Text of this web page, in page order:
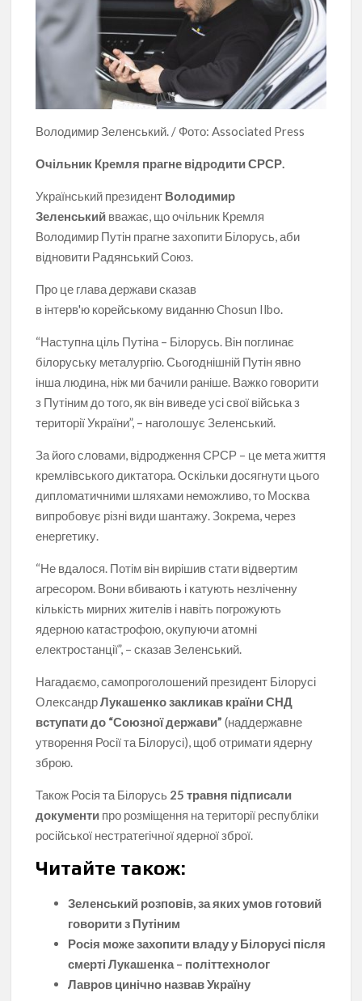
Володимир Зеленський. / Фото: Associated Press
Очільник Кремля прагне відродити СРСР.
Український президент Володимир
Зеленський вважає, що очільник Кремля
Володимир Путін прагне захопити Білорусь, аби
відновити Радянський Союз.
Про це глава держави сказав
в інтерв'ю корейському виданню Chosun Ilbo.
“Наступна ціль Путіна – Білорусь. Він поглинає
білоруську металургію. Сьогоднішній Путін явно
інша людина, ніж ми бачили раніше. Важко говорити
з Путіним до того, як він виведе усі свої війська з
території України”, – наголошує Зеленський.
За його словами, відродження СРСР – це мета життя
кремлівського диктатора. Оскільки досягнути цього
дипломатичними шляхами неможливо, то Москва
випробовує різні види шантажу. Зокрема, через
енергетику.
“Не вдалося. Потім він вирішив стати відвертим
агресором. Вони вбивають і катують незліченну
кількість мирних жителів і навіть погрожують
ядерною катастрофою, окупуючи атомні
електростанції”, – сказав Зеленський.
Нагадаємо, самопроголошений президент Білорусі
ОлександрЛукашенко закликав країни СНД
вступати до “Союзної держави” (наддержавне
утворення Росії та Білорусі), щоб отримати ядерну
зброю.
Також Росія та Білорусь 25 травня підписали
документи про розміщення на території республіки
російської нестратегічної ядерної зброї.
Читайте також:
Зеленський розповів, за яких умов готовий
говорити з Путіним
Росія може захопити владу у Білорусі після
смерті Лукашенка – політтехнолог
Лавров цинічно назвав Україну